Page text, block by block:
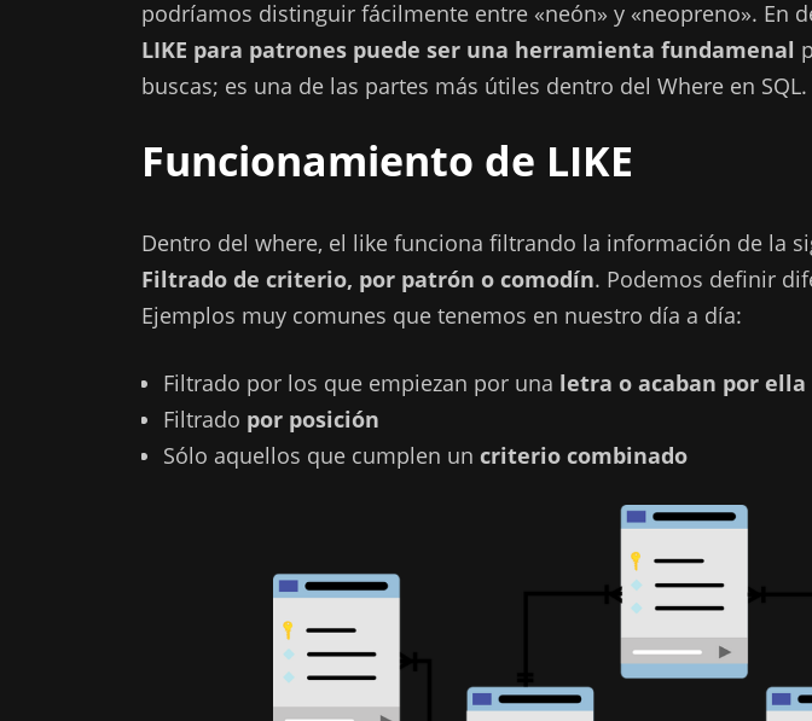
podríamos distinguir fácilmente entre «neón» y «neopreno». En
LIKE para patrones puede ser una herramienta fundamenal
buscas; es una de las partes más útiles dentro del Where en SQL.
Funcionamiento de LIKE
Dentro del where, el like funciona filtrando la información de la
Filtrado de criterio, por patrón o comodín. Podemos definir
Ejemplos muy comunes que tenemos en nuestro día a día:
Filtrado por los que empiezan por una letra o acaban por ella
Filtrado por posición
Sólo aquellos que cumplen un criterio combinado